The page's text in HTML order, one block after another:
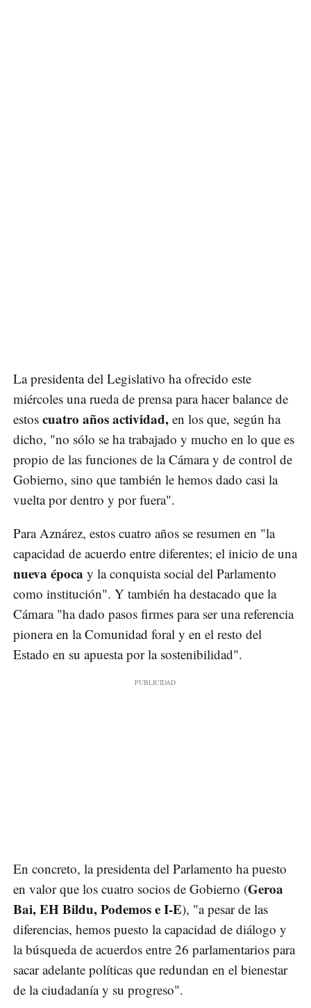
La presidenta del Legislativo ha ofrecido este
miércoles una rueda de prensa para hacer balance de
estos cuatro años actividad, en los que, según ha
dicho, "no sólo se ha trabajado y mucho en lo que es
propio de las funciones de la Cámara y de control de
Gobierno, sino que también le hemos dado casi la
vuelta por dentro y por fuera".
Para Aznárez, estos cuatro años se resumen en "la
capacidad de acuerdo entre diferentes; el inicio de una
nueva época y la conquista social del Parlamento
como institución". Y también ha destacado que la
Cámara "ha dado pasos firmes para ser una referencia
pionera en la Comunidad foral y en el resto del
Estado en su apuesta por la sostenibilidad".
En concreto, la presidenta del Parlamento ha puesto
en valor que los cuatro socios de Gobierno (Geroa
Bai, EH Bildu, Podemos e I-E), "a pesar de las
diferencias, hemos puesto la capacidad de diálogo y
la búsqueda de acuerdos entre 26 parlamentarios para
sacar adelante políticas que redundan en el bienestar
de la ciudadanía y su progreso".